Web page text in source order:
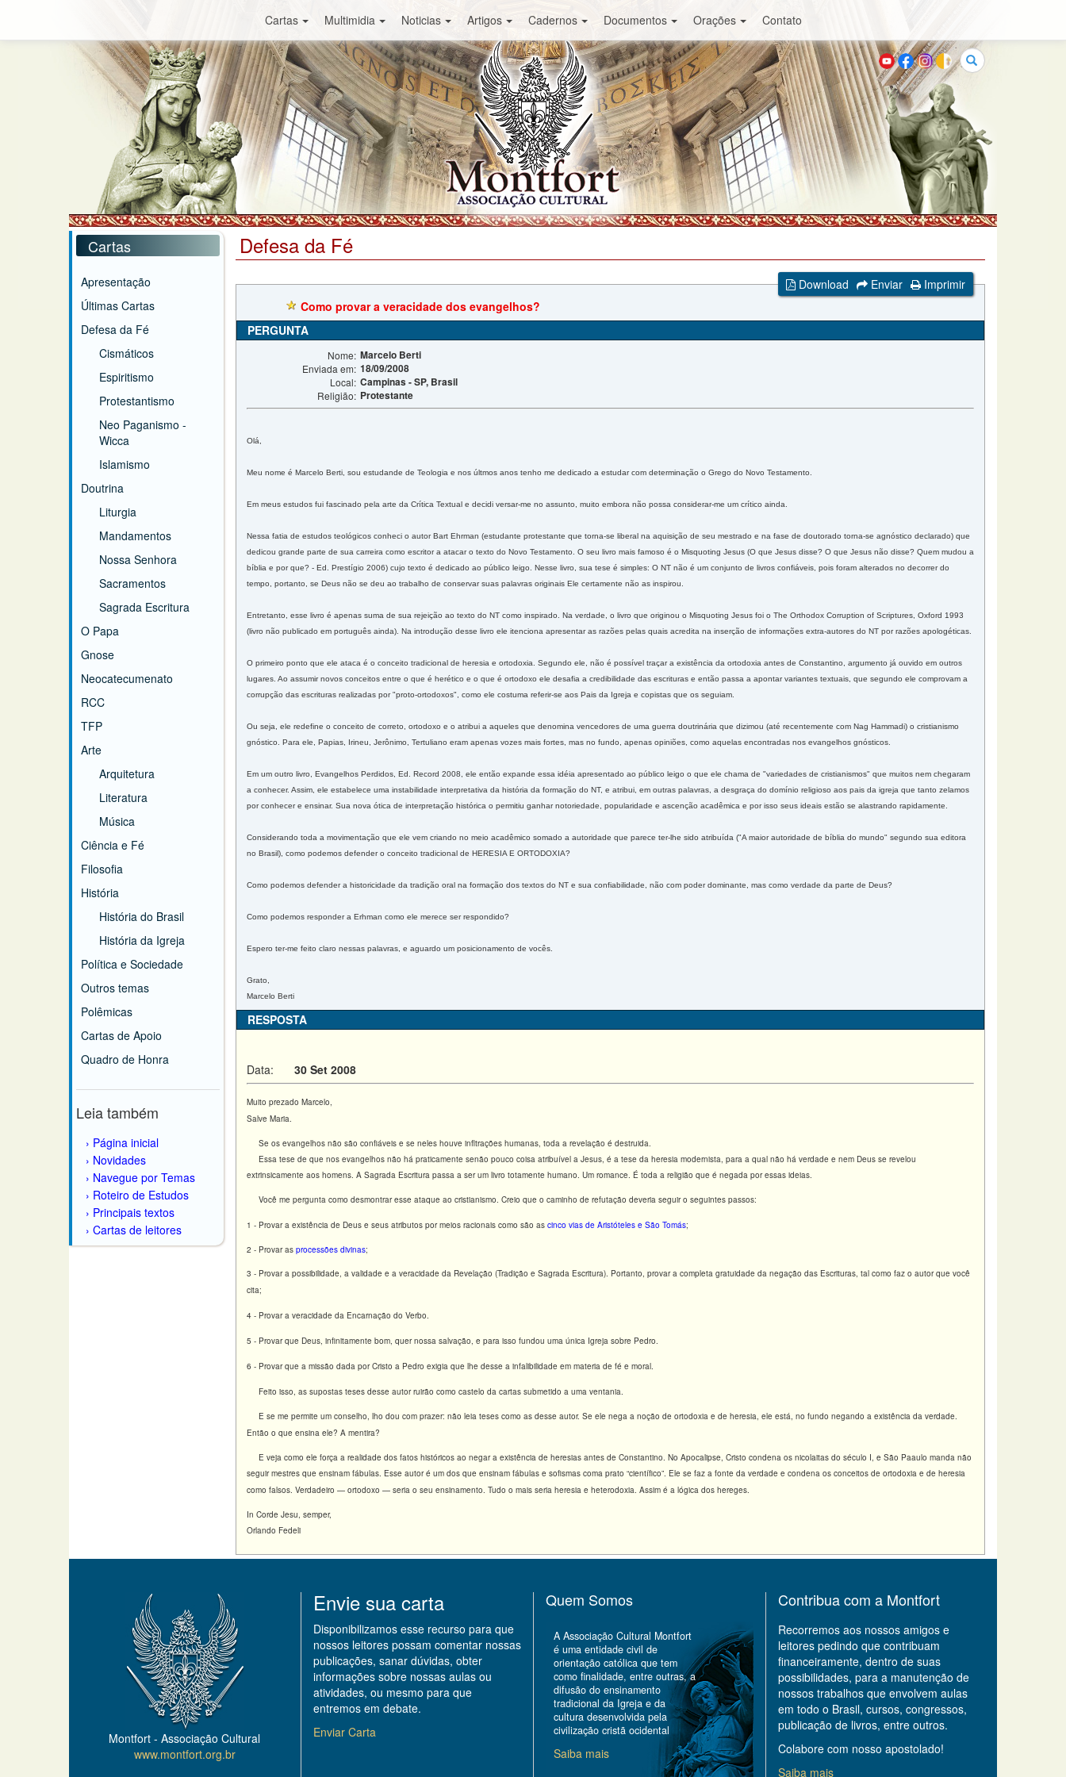
Cartas Multimidia Noticias Artigos Cadernos Documentos Orações Contato
Buscar
Cartas
Apresentação
Últimas Cartas
Defesa da Fé
Cismáticos
Espiritismo
Protestantismo
Neo Paganismo -
Wicca
Islamismo
Doutrina
Liturgia
Mandamentos
Nossa Senhora
Sacramentos
Sagrada Escritura
O Papa
Gnose
Neocatecumenato
RCC
TFP
Arte
Arquitetura
Literatura
Música
Ciência e Fé
Filosofia
História
História do Brasil
História da Igreja
Política e Sociedade
Outros temas
Polêmicas
Cartas de Apoio
Quadro de Honra
Leia também
Página inicial
Novidades
Navegue por Temas
Roteiro de Estudos
Principais textos
Cartas de leitores
Defesa da Fé
Download Enviar
Imprimir
Como provar a veracidade dos evangelhos?
PERGUNTA
Nome: Marcelo Berti
Enviada em: 18/09/2008
Local: Campinas - SP, Brasil
Religião: Protestante
Olá,
Meu nome é Marcelo Berti, sou estudande de Teologia e nos últmos anos tenho me dedicado a estudar com determinação o Grego do Novo Testamento.
Em meus estudos fui fascinado pela arte da Crítica Textual e decidi versar-me no assunto, muito embora não possa considerar-me um crítico ainda.
Nessa fatia de estudos teológicos conheci o autor Bart Ehrman (estudante protestante que torna-se liberal na aquisição de seu mestrado e na fase de doutorado torna-se agnóstico declarado) que
dedicou grande parte de sua carreira como escritor a atacar o texto do Novo Testamento. O seu livro mais famoso é o Misquoting Jesus (O que Jesus disse? O que Jesus não disse? Quem mudou a
bíblia e por que? - Ed. Prestígio 2006) cujo texto é dedicado ao público leigo. Nesse livro, sua tese é simples: O NT não é um conjunto de livros confiáveis, pois foram alterados no decorrer do
tempo, portanto, se Deus não se deu ao trabalho de conservar suas palavras originais Ele certamente não as inspirou.
Entretanto, esse livro é apenas suma de sua rejeição ao texto do NT como inspirado. Na verdade, o livro que originou o Misquoting Jesus foi o The Orthodox Corruption of Scriptures, Oxford 1993
(livro não publicado em português ainda). Na introdução desse livro ele itenciona apresentar as razões pelas quais acredita na inserção de informações extra-autores do NT por razões apologéticas.
O primeiro ponto que ele ataca é o conceito tradicional de heresia e ortodoxia. Segundo ele, não é possível traçar a existência da ortodoxia antes de Constantino, argumento já ouvido em outros
lugares. Ao assumir novos conceitos entre o que é herético e o que é ortodoxo ele desafia a credibilidade das escrituras e então passa a apontar variantes textuais, que segundo ele comprovam a
corrupção das escrituras realizadas por "proto-ortodoxos", como ele costuma referir-se aos Pais da Igreja e copistas que os seguiam.
Ou seja, ele redefine o conceito de correto, ortodoxo e o atribui a aqueles que denomina vencedores de uma guerra doutrinária que dizimou (até recentemente com Nag Hammadi) o cristianismo
gnóstico. Para ele, Papias, Irineu, Jerônimo, Tertuliano eram apenas vozes mais fortes, mas no fundo, apenas opiniões, como aquelas encontradas nos evangelhos gnósticos.
Em um outro livro, Evangelhos Perdidos, Ed. Record 2008, ele então expande essa idéia apresentado ao público leigo o que ele chama de "variedades de cristianismos" que muitos nem chegaram
a conhecer. Assim, ele estabelece uma instabilidade interpretativa da história da formação do NT, e atribui, em outras palavras, a desgraça do domínio religioso aos pais da igreja que tanto zelamos
por conhecer e ensinar. Sua nova ótica de interpretação histórica o permitiu ganhar notoriedade, popularidade e ascenção acadêmica e por isso seus ideais estão se alastrando rapidamente.
Considerando toda a movimentação que ele vem criando no meio acadêmico somado a autoridade que parece ter-lhe sido atribuída ("A maior autoridade de bíblia do mundo" segundo sua editora
no Brasil), como podemos defender o conceito tradicional de HERESIA E ORTODOXIA?
Como podemos defender a historicidade da tradição oral na formação dos textos do NT e sua confiabilidade, não com poder dominante, mas como verdade da parte de Deus?
Como podemos responder a Erhman como ele merece ser respondido?
Espero ter-me feito claro nessas palavras, e aguardo um posicionamento de vocês.
Grato,
Marcelo Berti
RESPOSTA
Data: 30 Set 2008
Muito prezado Marcelo,
Salve Maria.
Se os evangelhos não são confiáveis e se neles houve infltrações humanas, toda a revelação é destruida.
Essa tese de que nos evangelhos não há praticamente senão pouco coisa atribuível a Jesus, é a tese da heresia modernista, para a qual não há verdade e nem Deus se revelou
extrinsicamente aos homens. A Sagrada Escritura passa a ser um livro totamente humano. Um romance. É toda a religião que é negada por essas ideias.
Você me pergunta como desmontrar esse ataque ao cristianismo. Creio que o caminho de refutação deveria seguir o seguintes passos:
1 - Provar a existência de Deus e seus atributos por meios racionais como são as cinco vias de Aristóteles e São Tomás;
2 - Provar as processões divinas;
3 - Provar a possibilidade, a validade e a veracidade da Revelação (Tradição e Sagrada Escritura). Portanto, provar a completa gratuidade da negação das Escrituras, tal como faz o autor que você
cita;
4 - Provar a veracidade da Encarnação do Verbo.
5 - Provar que Deus, infinitamente bom, quer nossa salvação, e para isso fundou uma única Igreja sobre Pedro.
6 - Provar que a missão dada por Cristo a Pedro exigia que lhe desse a infalibilidade em materia de fé e moral.
Feito isso, as supostas teses desse autor ruirão como castelo da cartas submetido a uma ventania.
E se me permite um conselho, lho dou com prazer: não leia teses como as desse autor. Se ele nega a noção de ortodoxia e de heresia, ele está, no fundo negando a existência da verdade.
Então o que ensina ele? A mentira?
E veja como ele força a realidade dos fatos históricos ao negar a existência de heresias antes de Constantino. No Apocalipse, Cristo condena os nicolaitas do século I, e São Paaulo manda não
seguir mestres que ensinam fábulas. Esse autor é um dos que ensinam fábulas e sofismas coma prato “científico”. Ele se faz a fonte da verdade e condena os conceitos de ortodoxia e de heresia
como falsos. Verdadeiro — ortodoxo — seria o seu ensinamento. Tudo o mais seria heresia e heterodoxia. Assim é a lógica dos hereges.
In Corde Jesu, semper,
Orlando Fedeli
Montfort - Associação Cultural
www.montfort.org.br
Envie sua carta
Disponibilizamos esse recurso para que
nossos leitores possam comentar nossas
publicações, sanar dúvidas, obter
informações sobre nossas aulas ou
atividades, ou mesmo para que
entremos em debate.
Enviar Carta
Quem Somos
A Associação Cultural Montfort
é uma entidade civil de
orientação católica que tem
como finalidade, entre outras, a
difusão do ensinamento
tradicional da Igreja e da
cultura desenvolvida pela
civilização cristã ocidental
Saiba mais
Contribua com a Montfort
Recorremos aos nossos amigos e
leitores pedindo que contribuam
financeiramente, dentro de suas
possibilidades, para a manutenção de
nossos trabalhos que envolvem aulas
em todo o Brasil, cursos, congressos,
publicação de livros, entre outros.
Colabore com nosso apostolado!
Saiba mais